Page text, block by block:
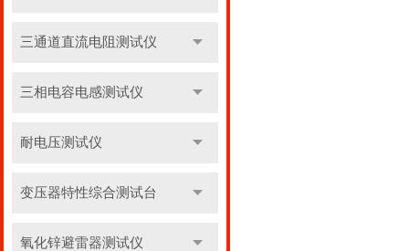
三通道直流电阻测试仪
三相电容电感测试仪
耐电压测试仪
变压器特性综合测试台
氧化锌避雷器测试仪